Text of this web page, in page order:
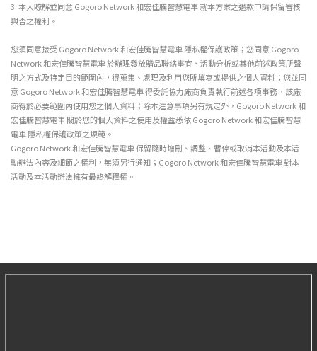
3.本人瞭解並同意 Gogoro Network 和宏佳騰智慧電車 就本方案之退款申請保留審核
與否之權利。
您須同意接受 Gogoro Network 和宏佳騰智慧電車 隱私權保護政策；您同意 Gogoro
Network 和宏佳騰智慧電車 於辦理發放贈品聯絡事宜、活動分析或其他前述政策所聲
明之方式及特定目的範圍內，得蒐集、處理及利用您所填寫或提供之個人資料；您並同
意 Gogoro Network 和宏佳騰智慧電車 得委託協力廠商負責執行前述各項事務，該廠
商得於必要範圍內使用您之個人資料；除本注意事項另有規定外，Gogoro Network 和
宏佳騰智慧電車 關於您的個人資料之使用及權益悉依 Gogoro Network 和宏佳騰智慧
電車 隱私權保護政策之規範。
Gogoro Network 和宏佳騰智慧電車 保留隨時增刪、調整、暫停或取消本活動及本活
動辦法內容及細節之權利，無須另行通知；Gogoro Network 和宏佳騰智慧電車 對本
活動及本活動辦法擁有最終解釋權。